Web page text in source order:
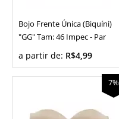
Bojo Frente Única (Biquíni)
"GG" Tam: 46 Impec - Par
a partir de: R$4,99
7%